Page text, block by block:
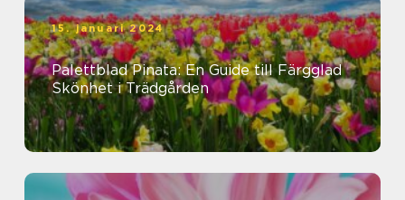
15. januari 2024
Palettblad Pinata: En Guide till Färgglad
Skönhet i Trädgården